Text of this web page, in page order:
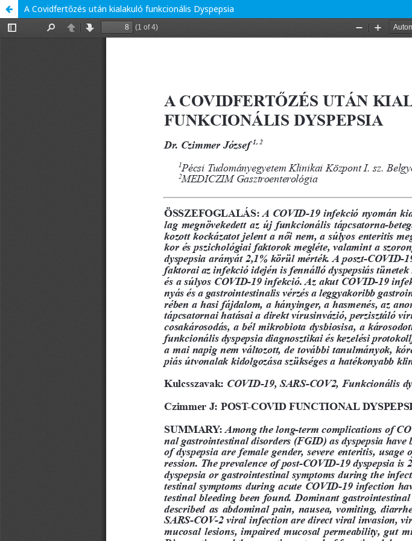
A Covidfertőzés után kialakuló funkcionális Dyspepsia